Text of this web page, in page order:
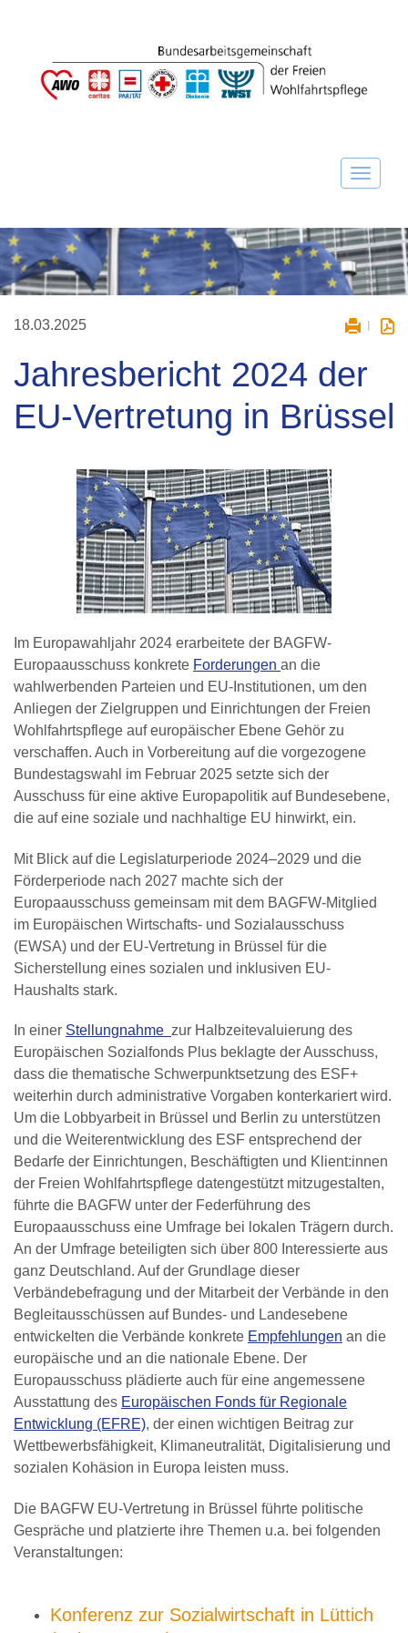
18.03.2025
Jahresbericht 2024 der
EU-Vertretung in Brüssel
Im Europawahljahr 2024 erarbeitete der BAGFW-
Europaausschuss konkrete Forderungen an die
wahlwerbenden Parteien und EU-Institutionen, um den
Anliegen der Zielgruppen und Einrichtungen der Freien
Wohlfahrtspflege auf europäischer Ebene Gehör zu
verschaffen. Auch in Vorbereitung auf die vorgezogene
Bundestagswahl im Februar 2025 setzte sich der
Ausschuss für eine aktive Europapolitik auf Bundesebene,
die auf eine soziale und nachhaltige EU hinwirkt, ein.
Mit Blick auf die Legislaturperiode 2024–2029 und die
Förderperiode nach 2027 machte sich der
Europaausschuss gemeinsam mit dem BAGFW-Mitglied
im Europäischen Wirtschafts- und Sozialausschuss
(EWSA) und der EU-Vertretung in Brüssel für die
Sicherstellung eines sozialen und inklusiven EU-
Haushalts stark.
In einer Stellungnahme zur Halbzeitevaluierung des
Europäischen Sozialfonds Plus beklagte der Ausschuss,
dass die thematische Schwerpunktsetzung des ESF+
weiterhin durch administrative Vorgaben konterkariert wird.
Um die Lobbyarbeit in Brüssel und Berlin zu unterstützen
und die Weiterentwicklung des ESF entsprechend der
Bedarfe der Einrichtungen, Beschäftigten und Klient:innen
der Freien Wohlfahrtspflege datengestützt mitzugestalten,
führte die BAGFW unter der Federführung des
Europaausschuss eine Umfrage bei lokalen Trägern durch.
An der Umfrage beteiligten sich über 800 Interessierte aus
ganz Deutschland. Auf der Grundlage dieser
Verbändebefragung und der Mitarbeit der Verbände in den
Begleitausschüssen auf Bundes- und Landesebene
entwickelten die Verbände konkrete Empfehlungen an die
europäische und an die nationale Ebene. Der
Europausschuss plädierte auch für eine angemessene
Ausstattung des Europäischen Fonds für Regionale
Entwicklung (EFRE), der einen wichtigen Beitrag zur
Wettbewerbsfähigkeit, Klimaneutralität, Digitalisierung und
sozialen Kohäsion in Europa leisten muss.
Die BAGFW EU-Vertretung in Brüssel führte politische
Gespräche und platzierte ihre Themen u.a. bei folgenden
Veranstaltungen:
Konferenz zur Sozialwirtschaft in Lüttich